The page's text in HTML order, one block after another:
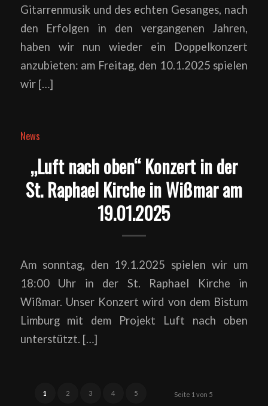
Gitarrenmusik und des echten Gesanges, nach
den Erfolgen in den vergangenen Jahren,
haben wir nun wieder ein Doppelkonzert
anzubieten: am Freitag, den 10.1.2025 spielen
wir […]
News
„Luft nach oben“ Konzert in der
St. Raphael Kirche in Wißmar am
19.01.2025
Am sonntag, den 19.1.2025 spielen wir um
18:00 Uhr in der St. Raphael Kirche in
Wißmar. Unser Konzert wird von dem Bistum
Limburg mit dem Projekt Luft nach oben
unterstützt. […]
Seite 1 von 5
1 2 3 4 5